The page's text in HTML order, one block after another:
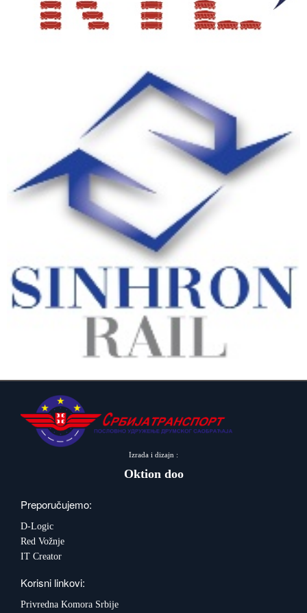
Izrada i dizajn :
Oktion doo
Preporučujemo:
D-Logic
Red Vožnje
IT Creator
Korisni linkovi:
Privredna Komora Srbije